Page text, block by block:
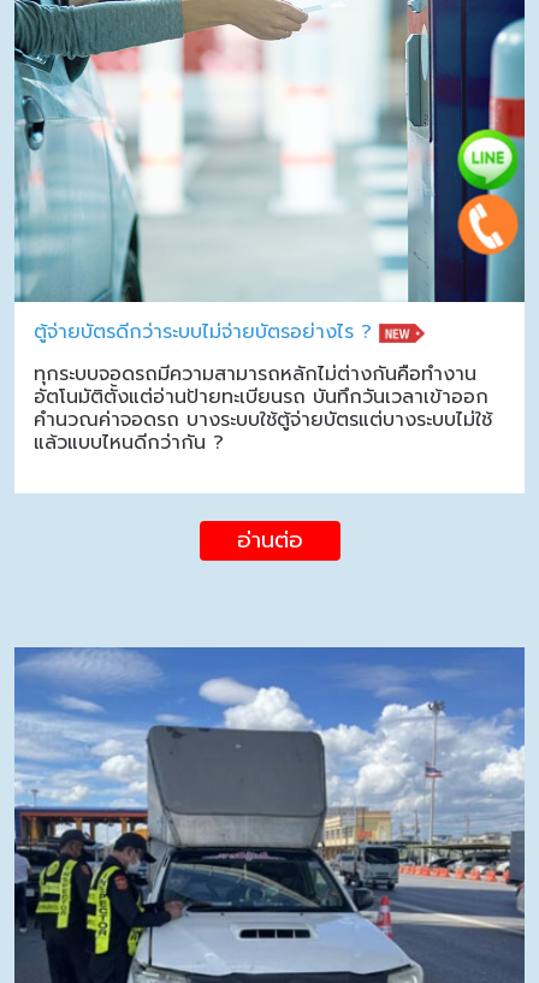
ตู้จ่ายบัตรดีกว่าระบบไม่จ่ายบัตรอย่างไร ?
ทุกระบบจอดรถมีความสามารถหลักไม่ต่างกันคือทำงาน
อัตโนมัติตั้งแต่อ่านป้ายทะเบียนรถ บันทึกวันเวลาเข้าออก
คำนวณค่าจอดรถ บางระบบใช้ตู้จ่ายบัตรแต่บางระบบไม่ใช้
แล้วแบบไหนดีกว่ากัน ?
อ่านต่อ